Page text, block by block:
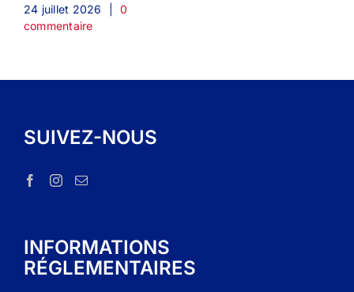
24 juillet 2026
0
commentaire
SUIVEZ-NOUS
INFORMATIONS
RÉGLEMENTAIRES